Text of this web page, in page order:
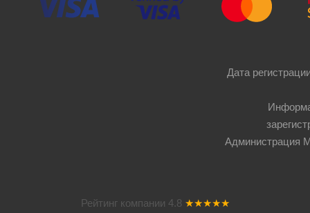
Дата
Администрация
Рейтинг компании 4.8 ★★★★★